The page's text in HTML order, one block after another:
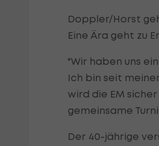
Doppler/Horst
Eine Ära geht zu
"Wir haben uns
Ich bin seit
wird die EM
gemeinsame
Der 40-jährige